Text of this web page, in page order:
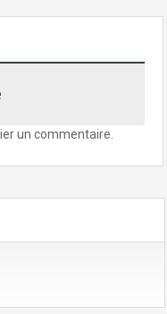
un commentaire.